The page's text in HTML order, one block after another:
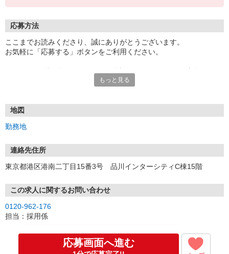
応募方法
ここまでお読みくださり、誠にありがとうございます。
お気軽に「応募する」ボタンをご利用ください。
お電話の際は「イーアイデムを見た」と伝えるとスムーズです。
もっと見る
地図
勤務地
連絡先住所
東京都港区港南二丁目15番3号 品川インターシティC棟15階
この求人に関するお問い合わせ
0120-962-176
担当：採用係
応募画面へ進む